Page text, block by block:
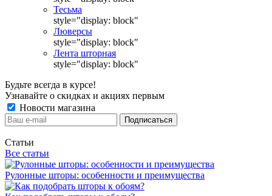
Тесьма
style="display: block"
Люверсы
style="display: block"
Лента шторная
style="display: block"
Будьте всегда в курсе!
Узнавайте о скидках и акциях первым
Новости магазина
Статьи
Все статьи
Рулонные шторы: особенности и преимущества